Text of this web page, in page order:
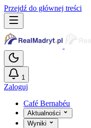
Przejdź do głównej treści
1
Zaloguj
Café Bernabéu
Aktualności
Wyniki